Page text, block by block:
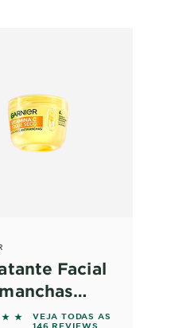
Facial
Seco de
5 stars based on reviews
VEJA TODAS AS
146 REVIEWS